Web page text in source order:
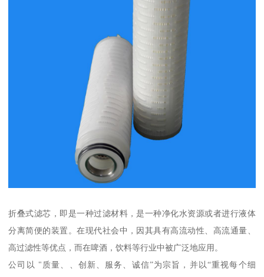
折叠式滤芯，即是一种过滤材料，是一种净化水资源或者进行液体
分离简便的装置。在现代社会中，因其具有高流动性、高流通量、
高过滤性等优点，而在啤酒，饮料等行业中被广泛地应用。
公司以 "质量、、创新、服务、诚信”为宗旨，并以“重视每个细